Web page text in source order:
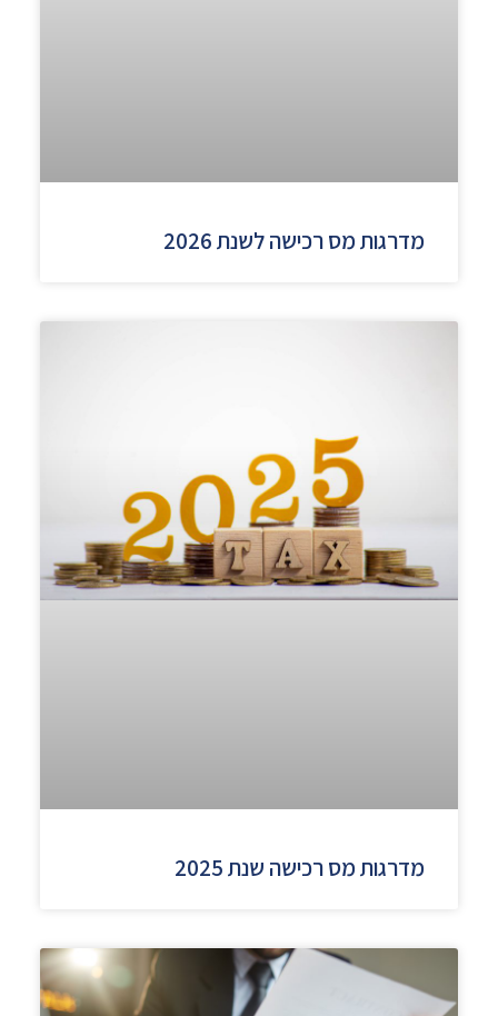
מדרגות מס רכישה לשנת 2026
מדרגות מס רכישה שנת 2025